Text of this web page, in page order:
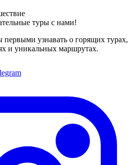
туры с нами!
узнавать о горящих турах,
и уникальных маршрутах.